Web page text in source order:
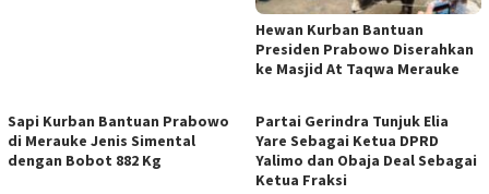
Hewan Kurban Bantuan
Presiden Prabowo Diserahkan
ke Masjid At Taqwa Merauke
Sapi Kurban Bantuan Prabowo
di Merauke Jenis Simental
dengan Bobot 882 Kg
Partai Gerindra Tunjuk Elia
Yare Sebagai Ketua DPRD
Yalimo dan Obaja Deal Sebagai
Ketua Fraksi